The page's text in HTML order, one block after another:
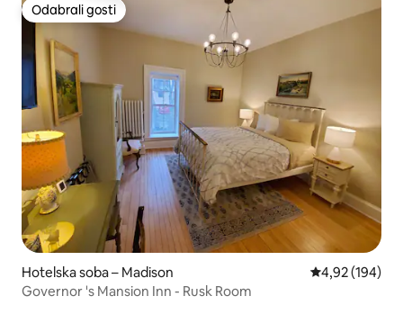
Odabrali gosti
Odabrali gosti
Hotelska soba – Madison Prosječna
4,92 (194)
Governor 's Mansion Inn - Rusk Room